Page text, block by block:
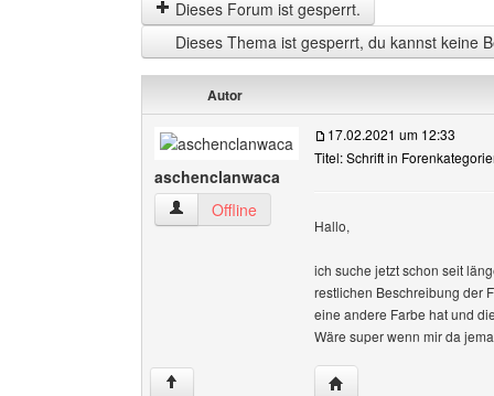
Dieses Forum ist gesperrt.
Dieses Thema ist gesperrt, du kannst keine
Autor
aschenclanwaca
aschenclanwaca Benutzer-Profile anzeigen
Offline
17.02.2021 um 12:33
Titel: Schrift in
Hallo,
ich suche jetzt schon seit
restlichen Beschreibung der
eine andere Farbe hat und
Wäre super wenn mir da
↑ Website dieses